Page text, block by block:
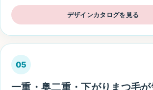
デザインカタログを見る
05
一重・奥二重・下がりまつ毛